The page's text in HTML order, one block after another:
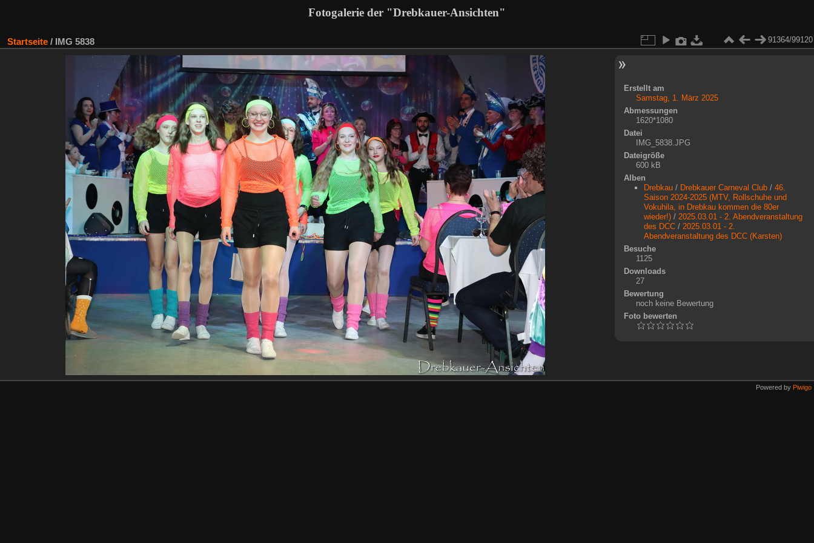
Fotogalerie der "Drebkauer-Ansichten"
Startseite / IMG 5838 91364/99120
Erstellt am
Samstag, 1. März 2025
Abmessungen
1620*1080
Datei
IMG_5838.JPG
Dateigröße
600 kB
Alben
Drebkau/ Drebkauer Carneval Club/ 46.
Saison 2024-2025 (MTV, Rollschuhe und
Vokuhila, in Drebkau kommen die 80er
wieder!)/ 2025.03.01 - 2. Abendveranstaltung
des DCC/ 2025.03.01 - 2.
Abendveranstaltung des DCC (Karsten)
Besuche
1125
Downloads
27
Bewertung
noch keine Bewertung
Foto bewerten
Powered by Piwigo